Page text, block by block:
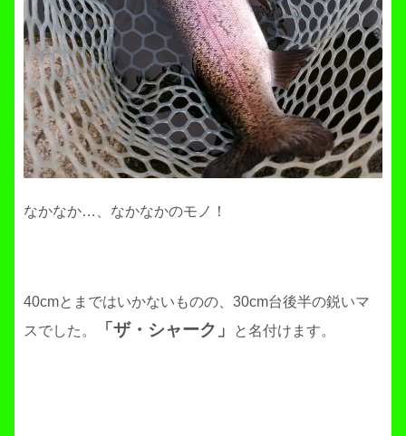
なかなか…、なかなかのモノ！
40cmとまではいかないものの、30cm台後半の鋭いマ
スでした。
「ザ・シャーク」 と名付けます。